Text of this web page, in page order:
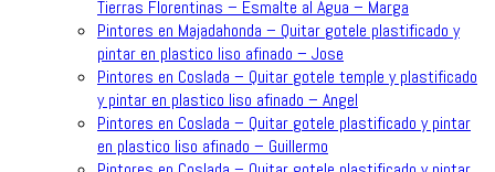
Tierras Florentinas – Esmalte al Agua – Marga
Pintores en Majadahonda – Quitar gotele plastificado y
pintar en plastico liso afinado – Jose
Pintores en Coslada – Quitar gotele temple y plastificado
y pintar en plastico liso afinado – Angel
Pintores en Coslada – Quitar gotele plastificado y pintar
en plastico liso afinado – Guillermo